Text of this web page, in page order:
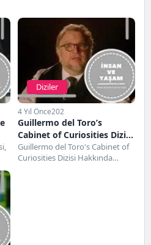
Diziler
4 Yıl Önce202
Guillermo del Toro’s
Cabinet of Curiosities Dizisi
| Netflix
Guillermo del Toro's Cabinet of
Curiosities Dizisi Hakkında